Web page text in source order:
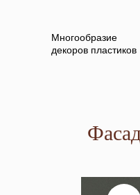
Многообразие
декоров пластиков